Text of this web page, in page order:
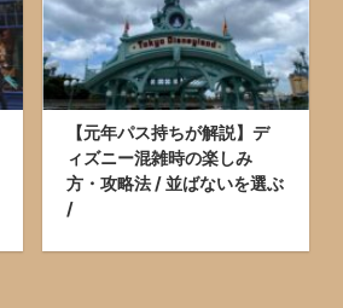
【元年パス持ちが解説】デ
ィズニー混雑時の楽しみ
方・攻略法 / 並ばないを選ぶ
/